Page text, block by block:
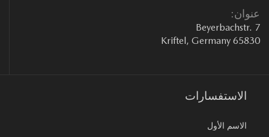
65830 Kriftel,
الاستفسارات